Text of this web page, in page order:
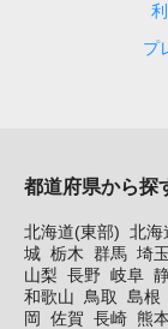
プ
都道府県から探
北海道(東部) 北海
城 栃木 群馬 埼玉
山梨 長野 岐阜
和歌山
鳥取 島根
岡
佐賀 長崎 熊本